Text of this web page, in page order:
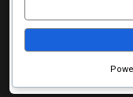
politikamızı
Daha
E-Bülten aboneliği ile